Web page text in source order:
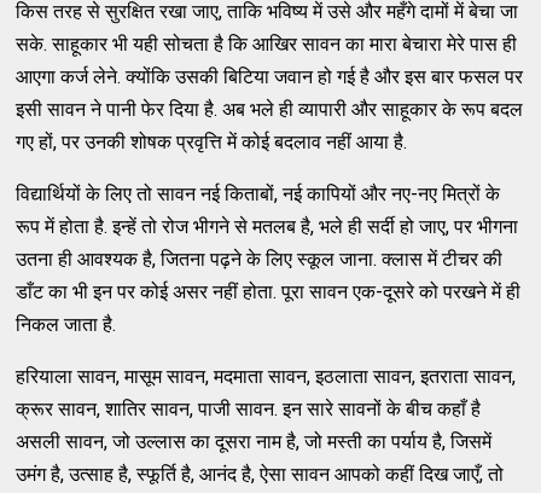
किस तरह से सुरक्षित रखा जाए, ताकि भविष्य में उसे और महँगे दामों में बेचा जा
सके. साहूकार भी यही सोचता है कि आखिर सावन का मारा बेचारा मेरे पास ही
आएगा कर्ज लेने. क्योंकि उसकी बिटिया जवान हो गई है और इस बार फसल पर
इसी सावन ने पानी फेर दिया है. अब भले ही व्यापारी और साहूकार के रूप बदल
गए हों, पर उनकी शोषक प्रवृत्ति में कोई बदलाव नहीं आया है.
विद्यार्थियों के लिए तो सावन नई किताबों, नई कापियों और नए-नए मित्रों के
रूप में होता है. इन्हें तो रोज भीगने से मतलब है, भले ही सर्दी हो जाए, पर भीगना
उतना ही आवश्यक है, जितना पढ़ने के लिए स्कूल जाना. क्लास में टीचर की
डाँट का भी इन पर कोई असर नहीं होता. पूरा सावन एक-दूसरे को परखने में ही
निकल जाता है.
हरियाला सावन, मासूम सावन, मदमाता सावन, इठलाता सावन, इतराता सावन,
क्रूर सावन, शातिर सावन, पाजी सावन. इन सारे सावनों के बीच कहाँ है
असली सावन, जो उल्लास का दूसरा नाम है, जो मस्ती का पर्याय है, जिसमें
उमंग है, उत्साह है, स्फूर्ति है, आनंद है, ऐसा सावन आपको कहीं दिख जाएँ, तो